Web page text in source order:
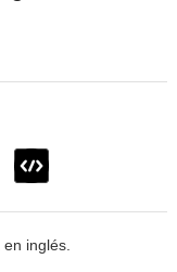
inglés.